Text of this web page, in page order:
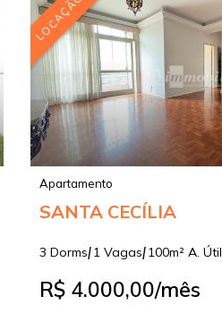
LOCAÇÃO
Apartamento
SANTA CECÍLIA
3 Dorms|1 Vagas|100m² A. Útil
R$ 4.000,00/mês